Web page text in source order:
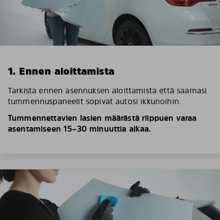
1. Ennen aloittamista
Tarkista ennen asennuksen aloittamista että saamasi
tummennuspaneelit sopivat autosi ikkunoihin.
Tummennettavien lasien määrästä riippuen varaa
asentamiseen 15–30 minuuttia aikaa.